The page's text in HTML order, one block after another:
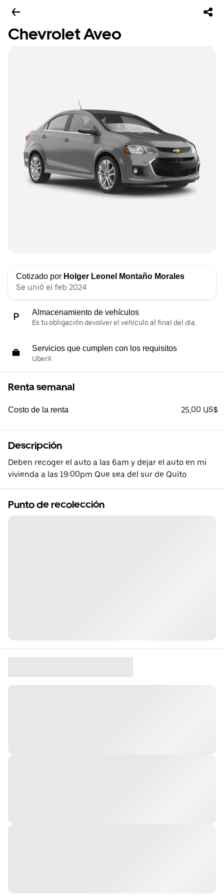
Chevrolet Aveo
Cotizado por Holger Leonel Montaño Morales
Se unió el feb 2024
Almacenamiento de vehículos
Es tu obligación devolver el vehículo al final del día.
Servicios que cumplen con los requisitos
UberX
Renta semanal
Costo de la renta 25,00 US$
Descripción
Deben recoger el auto a las 6am y dejar el auto en mi
vivienda a las 19:00pm Que sea del sur de Quito
Punto de recolección